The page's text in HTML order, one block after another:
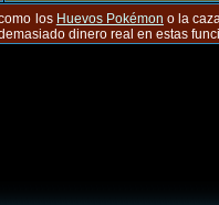
los Huevos Pokémon o la
dinero real en estas